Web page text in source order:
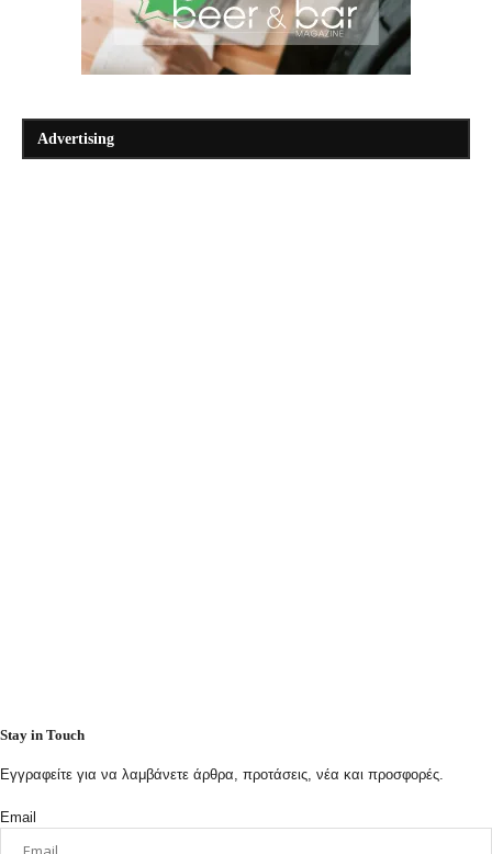
Advertising
Stay in Touch
Εγγραφείτε για να λαμβάνετε άρθρα, προτάσεις, νέα και προσφορές.
Email